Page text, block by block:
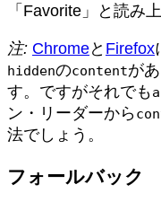
「Favorite」と読み
注: Chromeと Firefox
hiddenのcontentが
す。ですがそれでも
ン・リーダーから
法でしょう。
フォールバック